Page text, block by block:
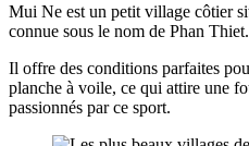
Mui Ne est un petit village côtier
connue sous le nom de Phan Thiet.
Il offre des conditions parfaites
planche à voile, ce qui attire une
passionnés par ce sport.